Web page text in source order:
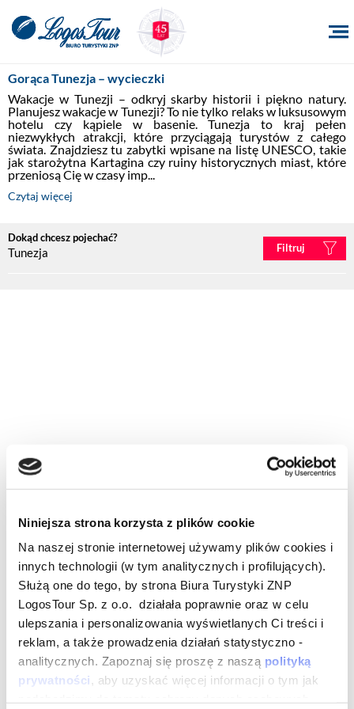
Niniejsza strona korzysta z plików cookie
Na naszej stronie internetowej używamy plików cookies i
innych technologii (w tym analitycznych i profilujących).
Służą one do tego, by strona Biura Turystyki ZNP
LogosTour Sp. z o.o. działała poprawnie oraz w celu
ulepszania i personalizowania wyświetlanych Ci treści i
reklam, a także prowadzenia działań statystyczno -
analitycznych. Zapoznaj się proszę z naszą polityką
prywatności , aby uzyskać więcej informacji o tym jak
Gorąca Tunezja – wycieczki
Wakacje w Tunezji – odkryj skarby historii i piękno natury.
Planujesz wakacje w Tunezji? To nie tylko relaks w luksusowym
hotelu czy kąpiele w basenie. Tunezja to kraj pełen
niezwykłych atrakcji, które przyciągają turystów z całego
świata. Znajdziesz tu zabytki wpisane na listę UNESCO, takie
jak starożytna Kartagina czy ruiny historycznych miast, które
przeniosą Cię w czasy imp...
Czytaj więcej
Dokąd chcesz pojechać?
Tunezja Filtruj